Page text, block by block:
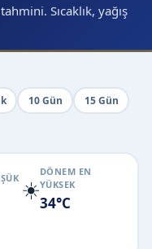
Sıcaklık, yağış
10 Gün
15 Gün
☀️
DÖNEM EN
YÜKSEK
34°C